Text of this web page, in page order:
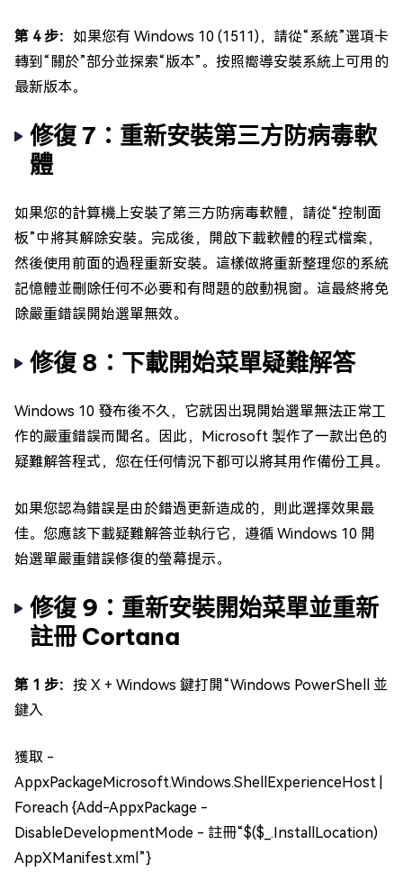
第 4 步： 如果您有 Windows 10 (1511)，請從“系統”選項卡
轉到“關於”部分並探索“版本”。按照嚮導安裝系統上可用的
最新版本。
修復 7：重新安裝第三方防病毒軟
體
如果您的計算機上安裝了第三方防病毒軟體，請從“控制面
板”中將其解除安裝。完成後，開啟下載軟體的程式檔案，
然後使用前面的過程重新安裝。這樣做將重新整理您的系統
記憶體並刪除任何不必要和有問題的啟動視窗。這最終將免
除嚴重錯誤開始選單無效。
修復 8：下載開始菜單疑難解答
Windows 10 發布後不久，它就因出現開始選單無法正常工
作的嚴重錯誤而聞名。因此，Microsoft 製作了一款出色的
疑難解答程式，您在任何情況下都可以將其用作備份工具。
如果您認為錯誤是由於錯過更新造成的，則此選擇效果最
佳。您應該下載疑難解答並執行它，遵循 Windows 10 開
始選單嚴重錯誤修復的螢幕提示。
修復 9：重新安裝開始菜單並重新
註冊 Cortana
第 1 步： 按 X + Windows 鍵打開“Windows PowerShell 並
鍵入
獲取 -
AppxPackageMicrosoft.Windows.ShellExperienceHost |
Foreach {Add-AppxPackage -
DisableDevelopmentMode - 註冊“$($_.InstallLocation)
AppXManifest.xml”}